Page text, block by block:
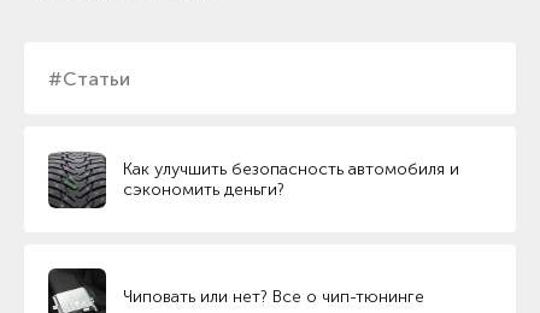
#Статьи
Как улучшить безопасность автомобиля и
сэкономить деньги?
Чиповать или нет? Все о чип-тюнинге